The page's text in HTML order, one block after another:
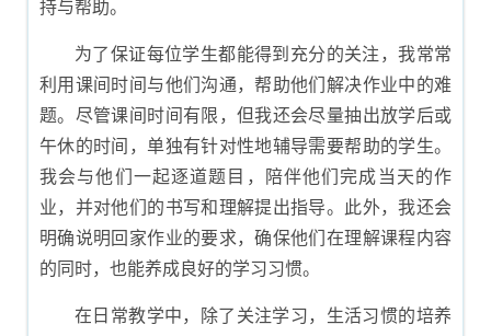
持与帮助。
为了保证每位学生都能得到充分的关注，我常常
利用课间时间与他们沟通，帮助他们解决作业中的难
题。尽管课间时间有限，但我还会尽量抽出放学后或
午休的时间，单独有针对性地辅导需要帮助的学生。
我会与他们一起逐道题目，陪伴他们完成当天的作
业，并对他们的书写和理解提出指导。此外，我还会
明确说明回家作业的要求，确保他们在理解课程内容
的同时，也能养成良好的学习习惯。
在日常教学中，除了关注学习，生活习惯的培养